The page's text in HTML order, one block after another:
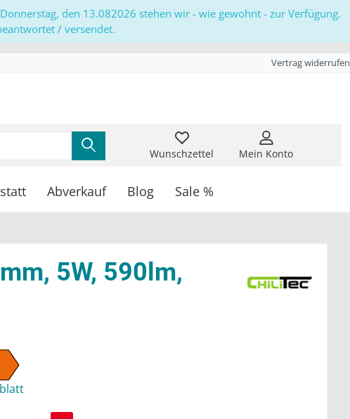
den 13.082026 stehen wir - wie gewohnt - zur Verfügung.
/ versendet.
Vertrag widerrufen
Wunschzettel Mein Konto
Abverkauf Blog Sale %
5W, 590lm,